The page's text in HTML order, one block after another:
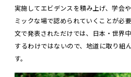
実施してエビデンスを積み上げ、学会
ミックな場で認められていくことが必
文で発表されただけでは、日本・世界
するわけではないので、地道に取り組
す。